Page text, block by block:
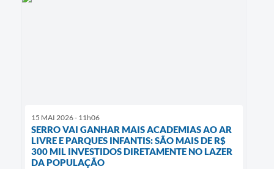
15 MAI 2026 - 11h06
SERRO VAI GANHAR MAIS ACADEMIAS AO AR
LIVRE E PARQUES INFANTIS: SÃO MAIS DE R$
300 MIL INVESTIDOS DIRETAMENTE NO LAZER
DA POPULAÇÃO